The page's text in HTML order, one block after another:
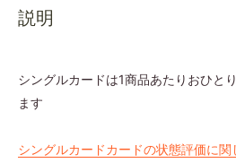
説明
シングルカードは1商品あたりおひと
ます
シングルカードカードの状態評価に関